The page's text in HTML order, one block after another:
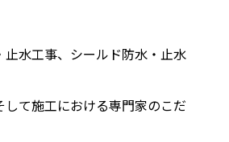
水工事、シールド防水・止水
て施工における専門家のこだ